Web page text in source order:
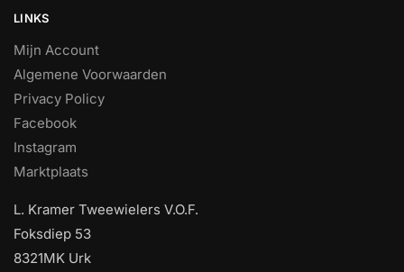
LINKS
Mijn Account
Algemene Voorwaarden
Privacy Policy
Facebook
Instagram
Marktplaats
L. Kramer Tweewielers V.O.F.
Foksdiep 53
8321MK Urk